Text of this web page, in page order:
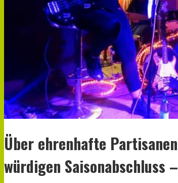
Über ehrenhafte
würdigen Saisonabschluss